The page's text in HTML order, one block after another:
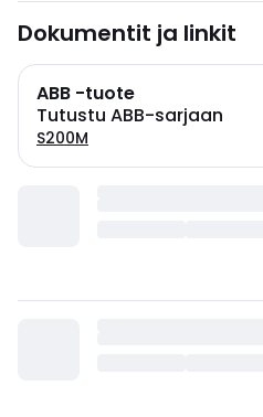
Dokumentit ja linkit
ABB -tuote
Tutustu ABB-sarjaan
S200M